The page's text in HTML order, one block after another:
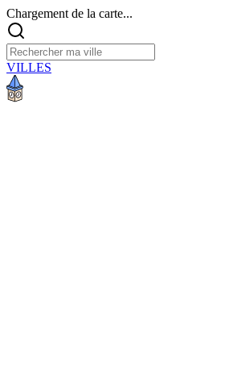
Chargement de la carte...
VILLES